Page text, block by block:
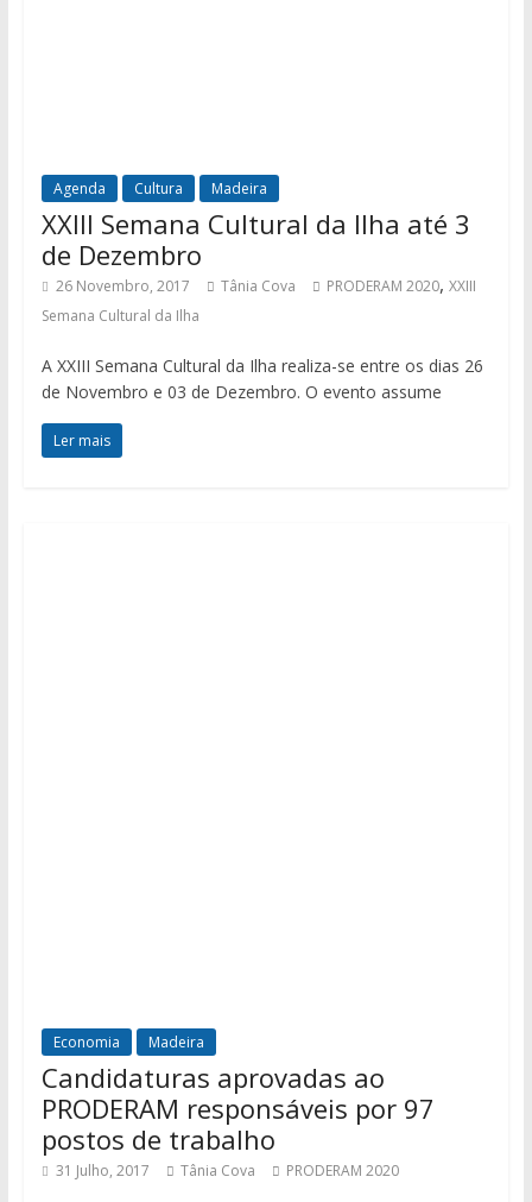
Agenda Cultura Madeira
XXIII Semana Cultural da Ilha até 3
de Dezembro
26 Novembro, 2017 Tânia Cova PRODERAM 2020, XXIII
Semana Cultural da Ilha
A XXIII Semana Cultural da Ilha realiza-se entre os dias 26
de Novembro e 03 de Dezembro. O evento assume
Ler mais
Economia Madeira
Candidaturas aprovadas ao
PRODERAM responsáveis por 97
postos de trabalho
31 Julho, 2017 Tânia Cova PRODERAM 2020